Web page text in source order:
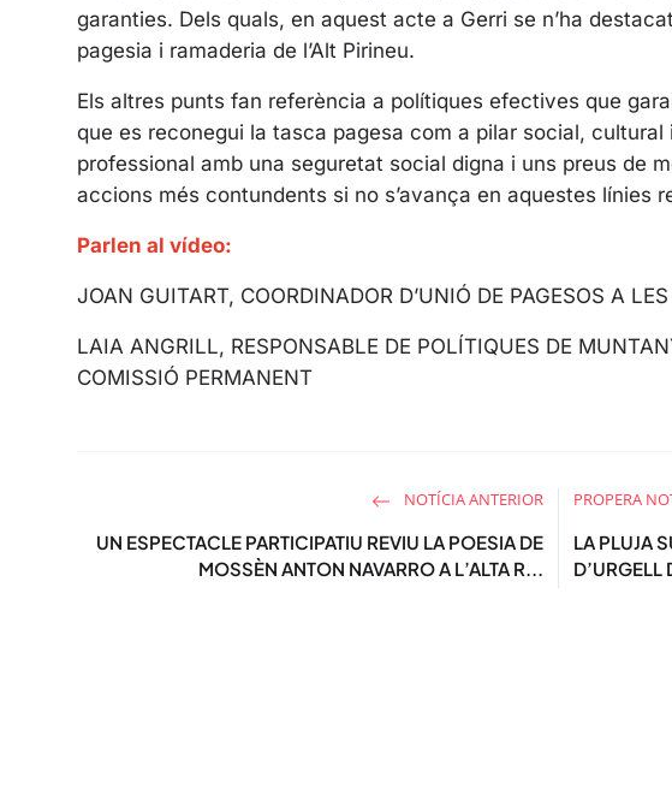
garanties. Dels quals, en aquest acte a Gerri se n’ha
pagesia i ramaderia de l’Alt Pirineu.
Els altres punts fan referència a polítiques efectives que
que es reconegui la tasca pagesa com a pilar social,
professional amb una seguretat social digna i uns preus de
accions més contundents si no s’avança en aquestes línies
Parlen al vídeo:
JOAN GUITART, COORDINADOR D’UNIÓ DE PAGESOS A
LAIA ANGRILL, RESPONSABLE DE POLÍTIQUES DE
COMISSIÓ PERMANENT
NOTÍCIA ANTERIOR
UN ESPECTACLE PARTICIPATIU REVIU LA POESIA DE
MOSSÈN ANTON NAVARRO A L’ALTA R...
PROPERA
LA PLUJA